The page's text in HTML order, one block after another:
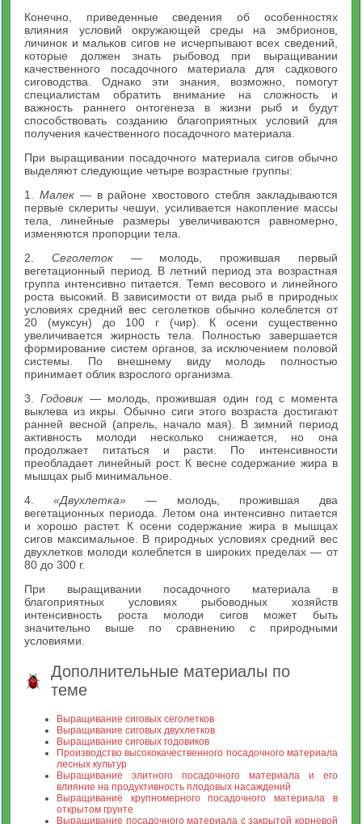
Конечно, приведенные сведения об особенностях
влияния условий окружающей среды на эмбрионов,
личинок и мальков сигов не исчерпывают всех сведений,
которые должен знать рыбовод при выращивании
качественного посадочного материала для садкового
сиговодства. Однако эти знания, возможно, помогут
специалистам обратить внимание на сложность и
важность раннего онтогенеза в жизни рыб и будут
способствовать созданию благоприятных условий для
получения качественного посадочного материала.
При выращивании посадочного материала сигов обычно
выделяют следующие четыре возрастные группы:
1.Малек — в районе хвостового стебля закладываются
первые склериты чешуи, усиливается накопление массы
тела, линейные размеры увеличиваются равномерно,
изменяются пропорции тела.
2.Сеголеток — молодь, прожившая первый
вегетационный период. В летний период эта возрастная
группа интенсивно питается. Темп весового и линейного
роста высокий. В зависимости от вида рыб в природных
условиях средний вес сеголетков обычно колеблется от
20 (муксун) до 100 г (чир). К осени существенно
увеличивается жирность тела. Полностью завершается
формирование систем органов, за исключением половой
системы. По внешнему виду молодь полностью
принимает облик взрослого организма.
3.Годовик — молодь, прожившая один год с момента
выклева из икры. Обычно сиги этого возраста достигают
ранней весной (апрель, начало мая). В зимний период
активность молоди несколько снижается, но она
продолжает питаться и расти. По интенсивности
преобладает линейный рост. К весне содержание жира в
мышцах рыб минимальное.
4.«Двухлетка» — молодь, прожившая два
вегетационных периода. Летом она интенсивно питается
и хорошо растет. К осени содержание жира в мышцах
сигов максимальное. В природных условиях средний вес
двухлетков молоди колеблется в широких пределах — от
80 до 300 г.
При выращивании посадочного материала в
благоприятных условиях рыбоводных хозяйств
интенсивность роста молоди сигов может быть
значительно выше по сравнению с природными
условиями.
Дополнительные материалы по
теме
Выращивание сиговых сеголетков
Выращивание сиговых двухлетков
Выращивание сиговых годовиков
Производство высококачественного посадочного материала
лесных культур
Выращивание элитного посадочного материала и его
влияние на продуктивность плодовых насаждений
Выращивание крупномерного посадочного материала в
открытом грунте
Выращивание посадочного материала с закрытой корневой